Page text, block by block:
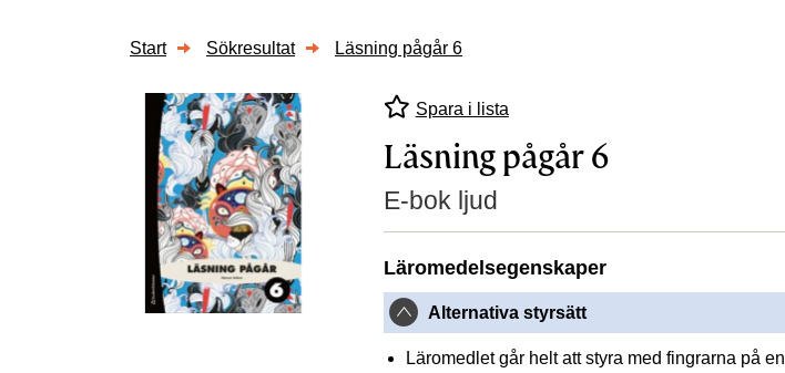
Start Sökresultat Läsning pågår 6
Spara i lista
Läsning pågår 6
E-bok ljud
Läromedelsegenskaper
Alternativa styrsätt
Läromedlet går helt att styra med fingrarna på